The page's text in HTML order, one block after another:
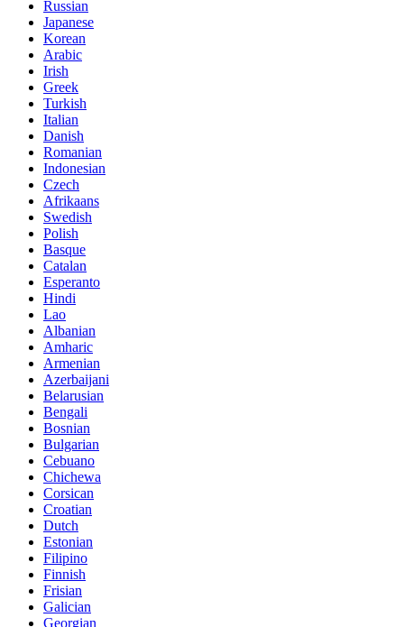
Russian
Japanese
Korean
Arabic
Irish
Greek
Turkish
Italian
Danish
Romanian
Indonesian
Czech
Afrikaans
Swedish
Polish
Basque
Catalan
Esperanto
Hindi
Lao
Albanian
Amharic
Armenian
Azerbaijani
Belarusian
Bengali
Bosnian
Bulgarian
Cebuano
Chichewa
Corsican
Croatian
Dutch
Estonian
Filipino
Finnish
Frisian
Galician
Georgian